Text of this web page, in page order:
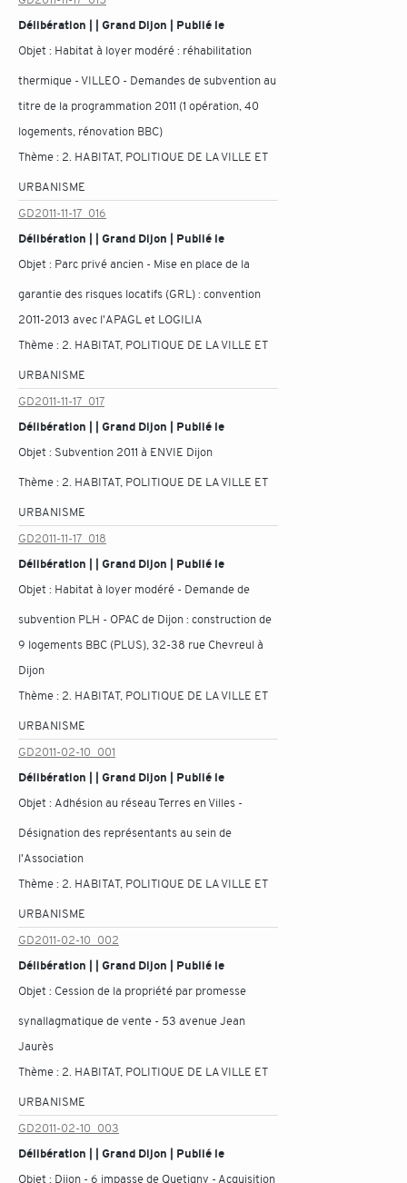
Délibération | | Grand Dijon | Publié le
Objet : Habitat à loyer modéré : réhabilitation
thermique - VILLEO - Demandes de subvention au
titre de la programmation 2011 (1 opération, 40
logements, rénovation BBC)
Thème : 2. HABITAT, POLITIQUE DE LA VILLE ET
URBANISME
GD2011-11-17_016
Délibération | | Grand Dijon | Publié le
Objet : Parc privé ancien - Mise en place de la
garantie des risques locatifs (GRL) : convention
2011-2013 avec l'APAGL et LOGILIA
Thème : 2. HABITAT, POLITIQUE DE LA VILLE ET
URBANISME
GD2011-11-17_017
Délibération | | Grand Dijon | Publié le
Objet : Subvention 2011 à ENVIE Dijon
Thème : 2. HABITAT, POLITIQUE DE LA VILLE ET
URBANISME
GD2011-11-17_018
Délibération | | Grand Dijon | Publié le
Objet : Habitat à loyer modéré - Demande de
subvention PLH - OPAC de Dijon : construction de
9 logements BBC (PLUS), 32-38 rue Chevreul à
Dijon
Thème : 2. HABITAT, POLITIQUE DE LA VILLE ET
URBANISME
GD2011-02-10_001
Délibération | | Grand Dijon | Publié le
Objet : Adhésion au réseau Terres en Villes -
Désignation des représentants au sein de
l'Association
Thème : 2. HABITAT, POLITIQUE DE LA VILLE ET
URBANISME
GD2011-02-10_002
Délibération | | Grand Dijon | Publié le
Objet : Cession de la propriété par promesse
synallagmatique de vente - 53 avenue Jean
Jaurès
Thème : 2. HABITAT, POLITIQUE DE LA VILLE ET
URBANISME
GD2011-02-10_003
Délibération | | Grand Dijon | Publié le
Objet : Dijon - 6 impasse de Quetigny - Acquisition